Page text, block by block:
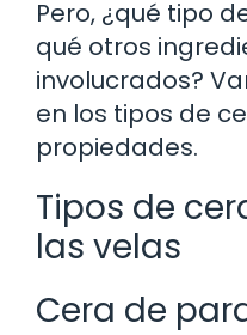
Pero, ¿qué tipo
qué otros
involucrados?
en los tipos de
propiedades.
Tipos de
las velas
Cera de